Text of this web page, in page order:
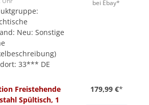
Neu: Sonstige
33*** DE
bei Ebay*
Freistehende
Spültisch, 1
179,99 €*